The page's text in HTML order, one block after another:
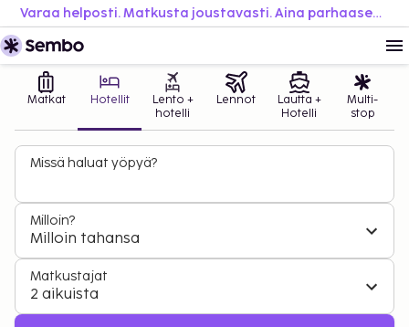
Varaa helposti. Matkusta joustavasti. Aina parhaaseen hintaan.
Matkat Hotellit
Lento +
hotelli
Lennot
Lautta +
Hotelli
Multi-
stop
Missä haluat yöpyä?
Milloin?
Milloin tahansa
Matkustajat
2 aikuista